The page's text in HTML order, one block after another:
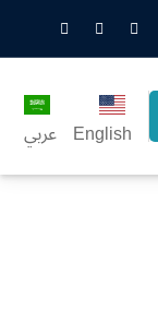
Snapchat
Twitter
LinkedIn
English عربي